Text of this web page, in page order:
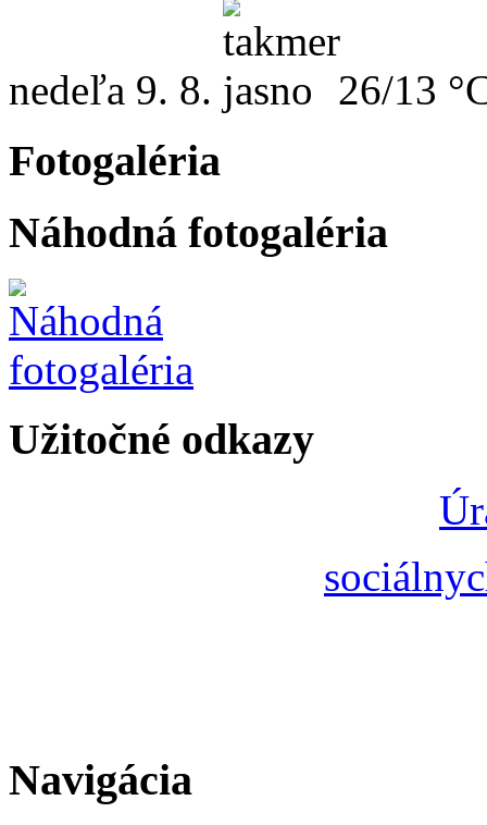
nedeľa 9. 8. 26/13
Fotogaléria
Náhodná fotogaléria
Užitočné odkazy
Navigácia